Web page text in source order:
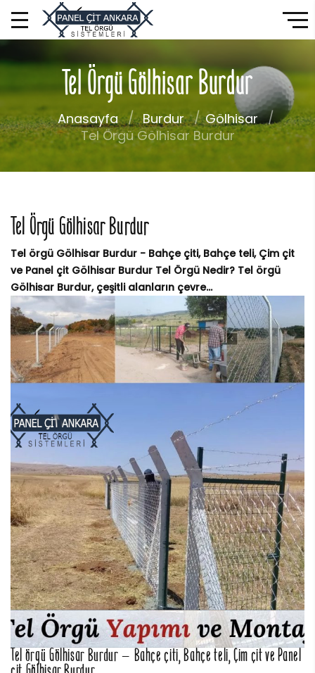
Tel Örgü Gölhisar Burdur
Anasayfa Burdur
Gölhisar
Tel Örgü Gölhisar Burdur
Tel Örgü Gölhisar Burdur
Tel örgü Gölhisar Burdur - Bahçe çiti, Bahçe teli, Çim çit
ve Panel çit Gölhisar Burdur Tel Örgü Nedir? Tel örgü
Gölhisar Burdur, çeşitli alanların çevre...
Tel örgü Gölhisar Burdur – Bahçe çiti, Bahçe teli, Çim çit ve Panel